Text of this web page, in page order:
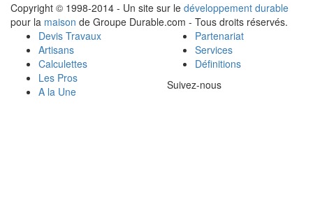
Copyright © 1998-2014 - Un site sur le développement durable
pour la maison de Groupe Durable.com - Tous droits réservés.
Devis Travaux
Artisans
Calculettes
Les Pros
A la Une
Partenariat
Services
Définitions
Suivez-nous